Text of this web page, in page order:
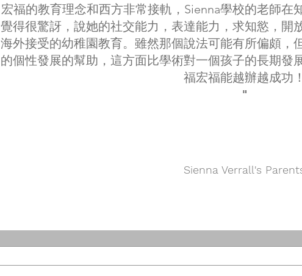
宏福的教育理念和西方非常接軌，Sienna學校的老師在
覺得很驚訝，說她的社交能力，表達能力，求知慾，開
海外接受的幼稚園教育。雖然那個說法可能有所偏頗，
的個性發展的幫助，這方面比學術對一個孩子的長期發
福宏福能越辦越成功！
"
Sienna Verrall's